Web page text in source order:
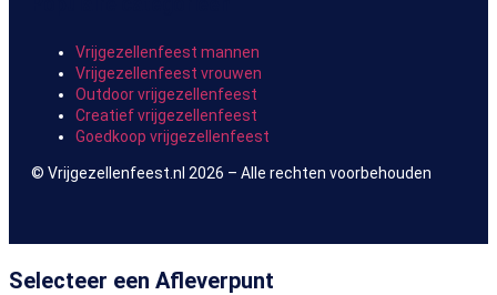
Vrijgezellenfeest mannen
Vrijgezellenfeest vrouwen
Outdoor vrijgezellenfeest
Creatief vrijgezellenfeest
Goedkoop vrijgezellenfeest
© Vrijgezellenfeest.nl 2026 – Alle rechten voorbehouden
Selecteer een Afleverpunt